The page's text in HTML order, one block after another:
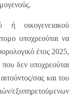
οικογενειακού
υποχρεούται να
έτος 2025,
δεν υποχρεούται
σας και του
εξυπηρετούμενων